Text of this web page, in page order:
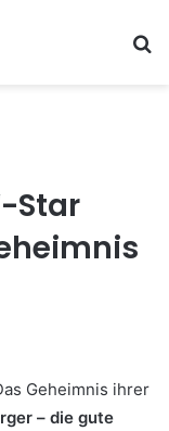
Star
Geheimnis ihrer
– die gute